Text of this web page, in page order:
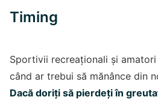
Timing
Sportivii recreaționali și
când ar trebui să mănânce din
Dacă doriți să pierdeți în